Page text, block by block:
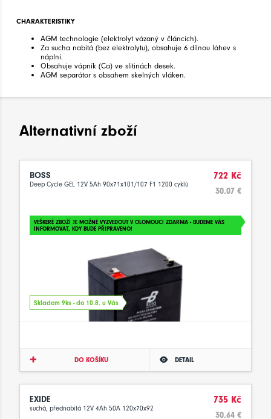
CHARAKTERISTIKY
AGM technologie (elektrolyt vázaný v článcích).
Za sucha nabitá (bez elektrolytu), obsahuje 6 dílnou láhev s
náplní.
Obsahuje vápník (Ca) ve slitinách desek.
AGM separátor s obsahem skelných vláken.
Alternativní zboží
BOSS
Deep Cycle GEL 12V 5Ah 90x71x101/107 F1 1200 cyklů
722 Kč
30.07 €
VEŠKERÉ ZBOŽÍ JE MOŽNÉ VYZVEDOUT V OLOMOUCI ZDARMA - BUDEME VÁS
INFORMOVAT, KDY BUDE PŘIPRAVENO!
Skladem 9ks - do 10.8. u Vás
DO KOŠÍKU DETAIL
EXIDE
suchá, přednabitá 12V 4Ah 50A 120x70x92
735 Kč
30.64 €